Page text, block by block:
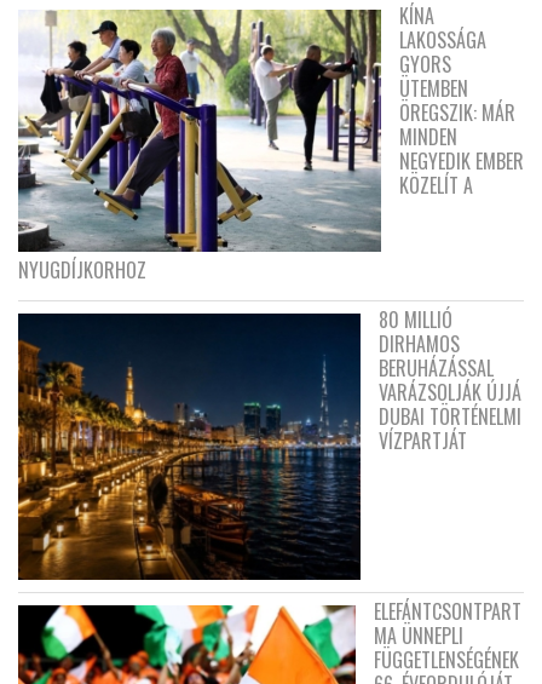
KÍNA
LAKOSSÁGA
GYORS
ÜTEMBEN
ÖREGSZIK: MÁR
MINDEN
NEGYEDIK EMBER
KÖZELÍT A
NYUGDÍJKORHOZ
80 MILLIÓ
DIRHAMOS
BERUHÁZÁSSAL
VARÁZSOLJÁK ÚJJÁ
DUBAI TÖRTÉNELMI
VÍZPARTJÁT
ELEFÁNTCSONTPART
MA ÜNNEPLI
FÜGGETLENSÉGÉNEK